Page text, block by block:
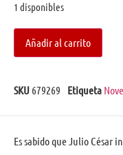
1 disponibles
Añadir al carrito
SKU 679269 Etiqueta
Es sabido que Julio César